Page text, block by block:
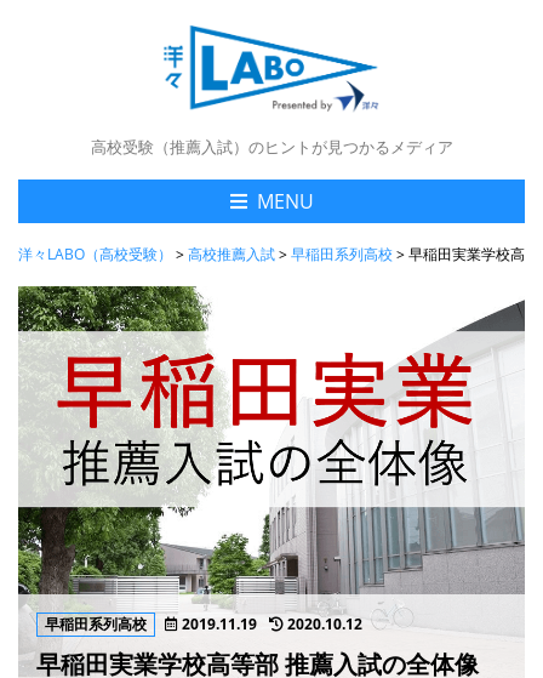
高校受験（推薦入試）のヒントが見つかるメディア
MENU
洋々LABO（高校受験） >高校推薦入試>早稲田系列高校>早稲田実業学校高
早稲田系列高校 2019.11.19 2020.10.12
早稲田実業学校高等部 推薦入試の全体像